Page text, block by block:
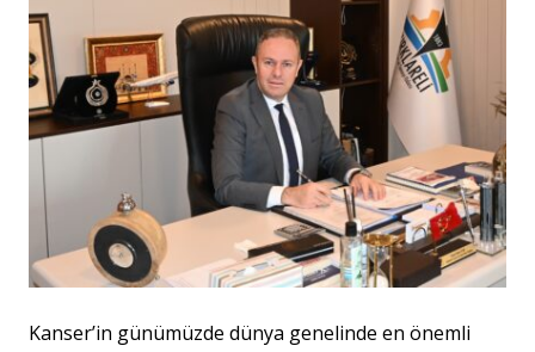
Kanser’in günümüzde dünya genelinde en önemli